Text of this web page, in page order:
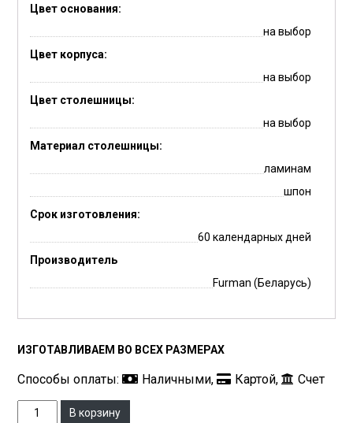
Цвет основания:
на выбор
Цвет корпуса:
на выбор
Цвет столешницы:
на выбор
Материал столешницы:
ламинам
шпон
Срок изготовления:
60 календарных дней
Производитель
Furman (Беларусь)
ИЗГОТАВЛИВАЕМ ВО ВСЕХ РАЗМЕРАХ
Способы оплаты: Наличными, Картой, Счет
КоличествоВ корзину